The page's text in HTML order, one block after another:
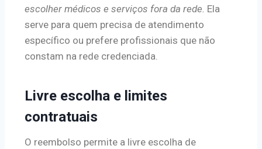
escolher médicos e serviços fora da rede. Ela
serve para quem precisa de atendimento
específico ou prefere profissionais que não
constam na rede credenciada.
Livre escolha e limites
contratuais
O reembolso permite a livre escolha de